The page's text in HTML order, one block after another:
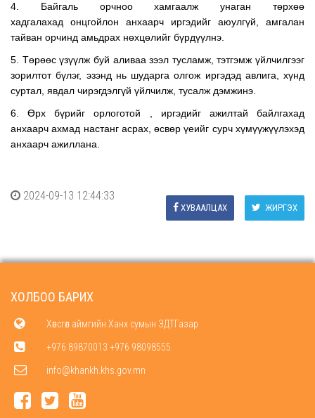
4. Байгаль орчноо хамгаалж унаган төрхөө
хадгалахад онцгойлон анхаарч иргэдийг аюулгүй, амгалан
тайван орчинд амьдрах нөхцөлийг бүрдүүлнэ.
5. Төрөөс үзүүлж буй аливаа зээл тусламж, тэтгэмж үйлчилгээг
зорилтот бүлэг, эзэнд нь шударга олгож иргэдэд авлига, хүнд
суртал, явдал чирэгдэлгүй үйлчилж, тусалж дэмжинэ.
6. Өрх бүрийг орлоготой , иргэдийг ажилтай байлгахад
анхаарч ахмад настанг асрах, өсвөр үеийг сурч хүмүүжүүлэхэд
анхаарч ажиллана.
2024-09-13 12:44:33
ЖИРГЭХ
ХУВААЛЦАХ
ХОЛБОО БАРИХ
Хөвсгөл аймгийн Ханх сумын ЗДТГазар
+976 89870013 +976 98098555
info@khankh.khs.gov.mn